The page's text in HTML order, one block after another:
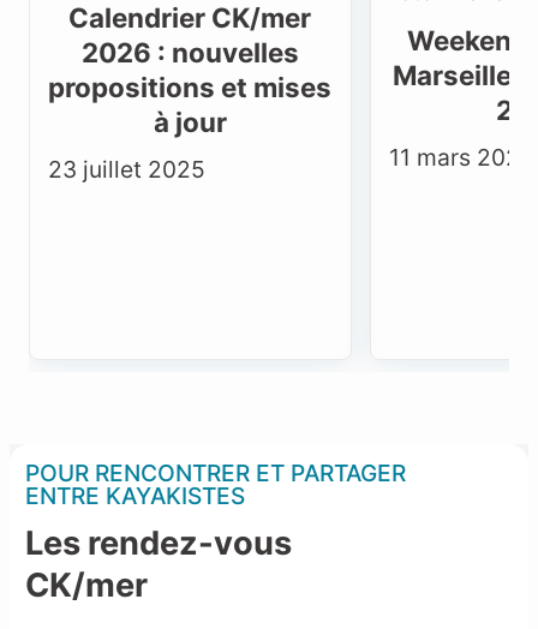
Calendrier CK/mer
2026 : nouvelles
propositions et mises
à jour
23 juillet 2025
Weekend
Marseille
11 mars 2025
POUR RENCONTRER ET PARTAGER
ENTRE KAYAKISTES
Les rendez-vous
CK/mer